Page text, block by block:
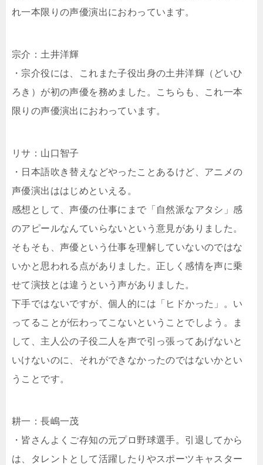
れ一本限りの声優演出におわっています。
宗介：土井洋輝
・宗介役には、これまた子役出身の土井洋輝（どいひ
ろき）が初の声優を務めました。こちらも、これ一本
限りの声優演出におわっています。
リサ：山口智子
・日本語吹き替えなどやったことあるけど、アニメの
声優演出ははじめといえる。
感想として、声優の仕事にまで「自然派なアタシ」感
のアピールなんていらないという意見がありました。
そもそも、声優という仕事を理解していないのではな
いかと思われる点がありました。正しく感情を声に乗
せて演技とは違うという声がありました。
下手ではないですが、個人的には「ヒドかった」。い
ってることが伝わってこないということでしよう。ま
して、主人公の子役二人を声で引っ張ってあげないと
いけないのに、それができなかったのではないかとい
うことです。
耕一：長嶋一茂
・皆さんよくご存知の元プロ野球選手。引退してから
は、タレントとして活躍したりやスポーツキャスター